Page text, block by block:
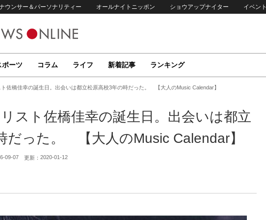
ウンサー＆パーソナリティー オールナイトニッポン ショウアップナイター イベント
ポーツ コラム ライフ 新着記事 ランキング
佐橋佳幸の誕生日。出会いは都立松原高校3年の時だった。 【大人のMusic Calendar】
スト佐橋佳幸の誕生日。出会いは都立
だった。 【大人のMusic Calendar】
09-07 更新： 2020-01-12